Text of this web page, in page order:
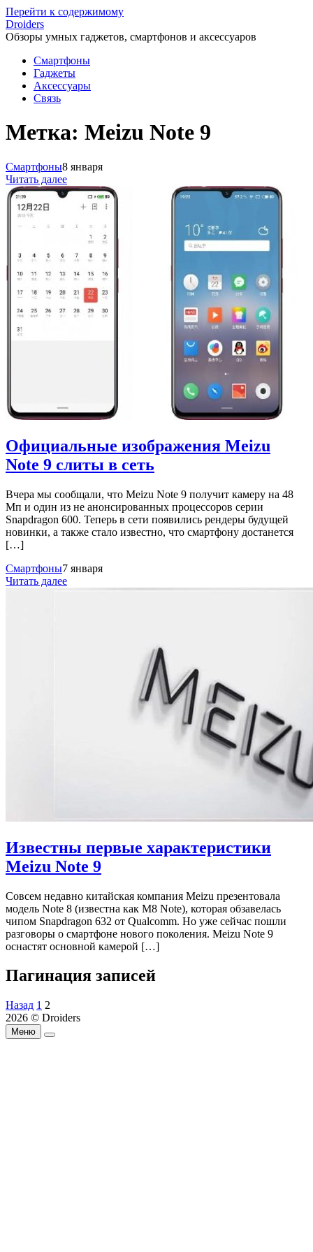
Перейти к содержимому
Droiders
Обзоры умных гаджетов, смартфонов и аксессуаров
Смартфоны
Гаджеты
Аксессуары
Связь
Метка: Meizu Note 9
Смартфоны8 января
Читать далее
Официальные изображения Meizu
Note 9 слиты в сеть
Вчера мы сообщали, что Meizu Note 9 получит камеру на 48
Мп и один из не анонсированных процессоров серии
Snapdragon 600. Теперь в сети появились рендеры будущей
новинки, а также стало известно, что смартфону достанется
[…]
Смартфоны7 января
Читать далее
Известны первые характеристики
Meizu Note 9
Совсем недавно китайская компания Meizu презентовала
модель Note 8 (известна как M8 Note), которая обзавелась
чипом Snapdragon 632 от Qualcomm. Но уже сейчас пошли
разговоры о смартфоне нового поколения. Meizu Note 9
оснастят основной камерой […]
Пагинация записей
Назад 1 2
2026 © Droiders
Меню